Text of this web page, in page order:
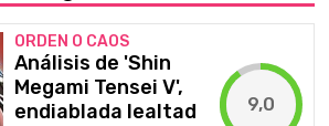
ORDEN O CAOS
Análisis de 'Shin
Megami Tensei V',
endiablada lealtad
9,0